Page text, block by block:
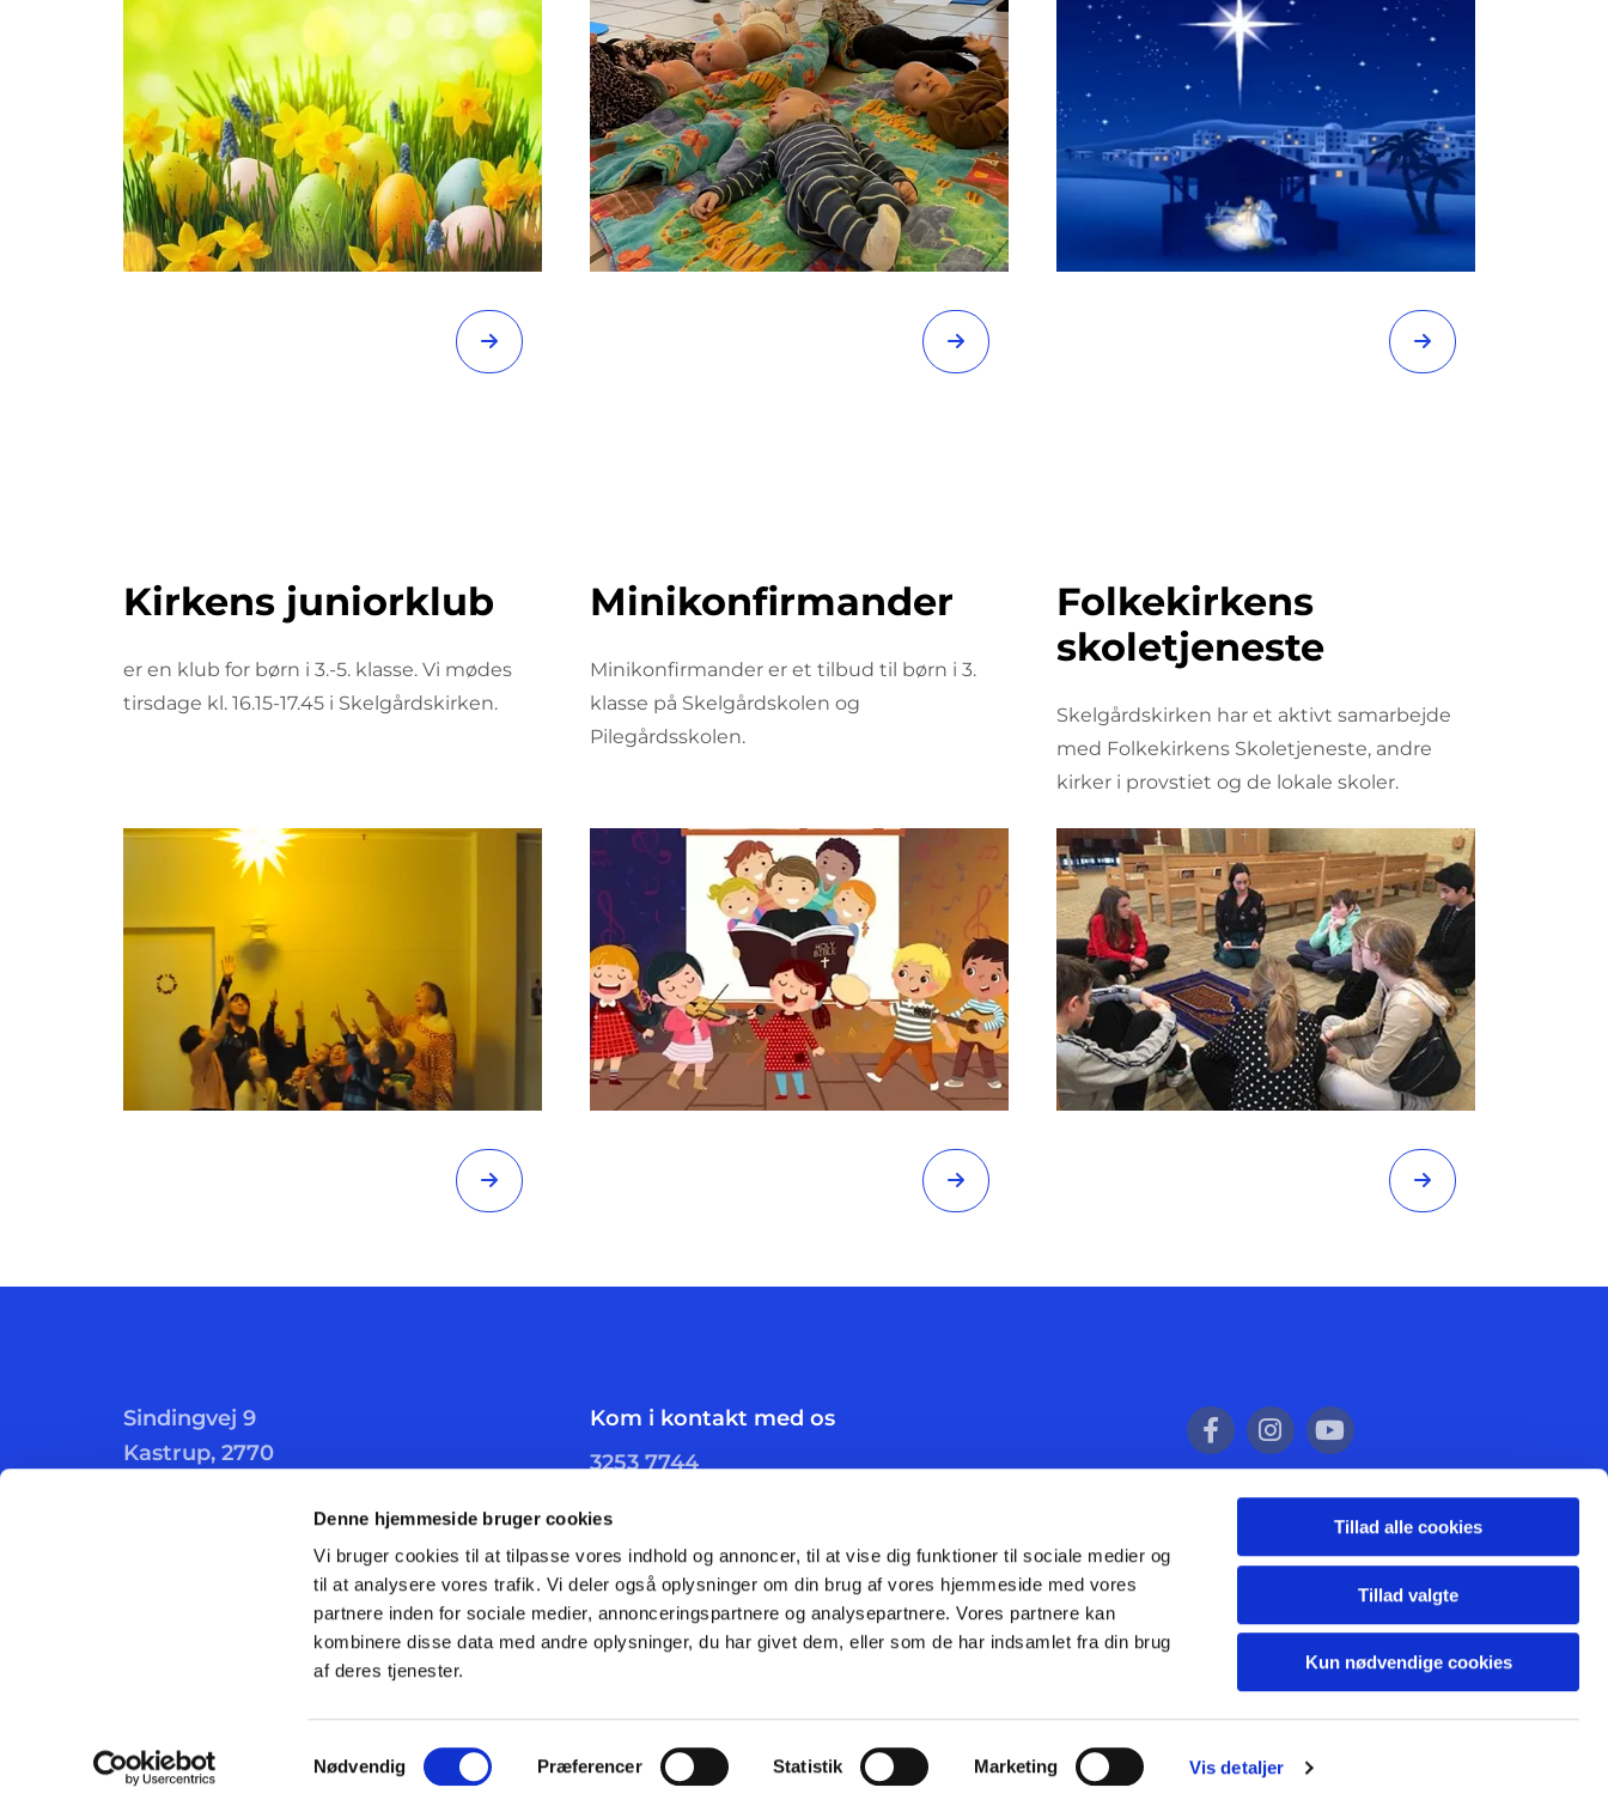
Denne hjemmeside bruger cookies
Vi bruger cookies til at tilpasse vores indhold og annoncer, til at vise dig funktioner til sociale medier og
til at analysere vores trafik. Vi deler også oplysninger om din brug af vores hjemmeside med vores
partnere inden for sociale medier, annonceringspartnere og analysepartnere. Vores partnere kan
kombinere disse data med andre oplysninger, du har givet dem, eller som de har indsamlet fra din brug
af deres tjenester.
Samtykkevalg
Nødvendig Præferencer Statistik Marketing Vis detaljer
Tillad alle cookies
Tillad valgte
Kun nødvendige cookies
Kirkens juniorklub
er en klub for børn i 3.-5. klasse. Vi mødes
tirsdage kl. 16.15-17.45 i Skelgårdskirken.
Minikonfirmander
Minikonfirmander er et tilbud til børn i 3.
klasse på Skelgårdskolen og
Pilegårdsskolen.
Folkekirkens
skoletjeneste
Skelgårdskirken har et aktivt samarbejde
med Folkekirkens Skoletjeneste, andre
kirker i provstiet og de lokale skoler.
Sindingvej 9
Kastrup, 2770
Kom i kontakt med os
3253 7744
skelgaards.sogn@km.dk